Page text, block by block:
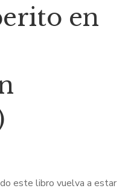
en
este libro vuelva a estar